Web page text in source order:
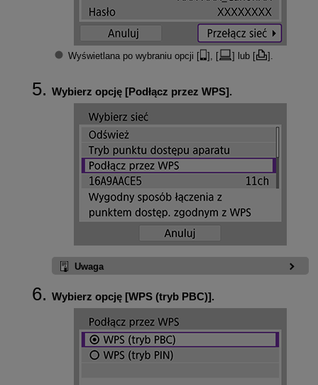
Wyświetlana po wybraniu opcji [ ], [ ] lub [ ].
Wybierz opcję [Podłącz przez WPS].
Uwaga
Wybierz opcję [WPS (tryb PBC)].